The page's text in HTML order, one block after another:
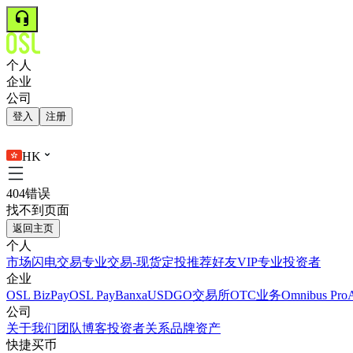
个人
企业
公司
登入 注册
HK
404错误
找不到页面
返回主页
个人
市场闪电交易专业交易-现货定投推荐好友VIP专业投资者
企业
OSL BizPayOSL PayBanxaUSDGO交易所OTC业务Omnibus Pro
公司
关于我们团队博客投资者关系品牌资产
快捷买币